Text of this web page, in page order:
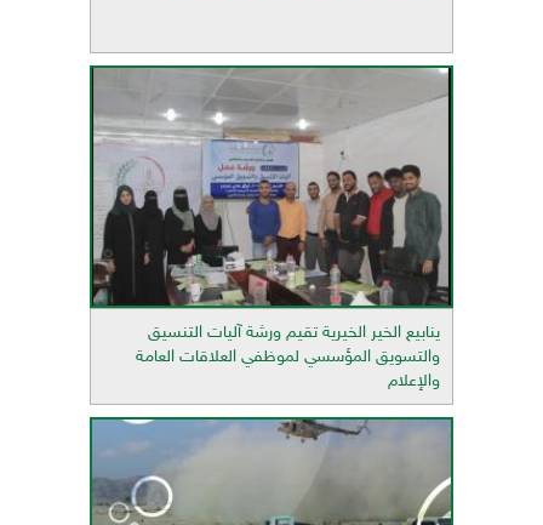
ينابيع الخير الخيرية تقيم ورشة آليات التنسيق
والتسويق المؤسسي لموظفي العلاقات العامة
والإعلام